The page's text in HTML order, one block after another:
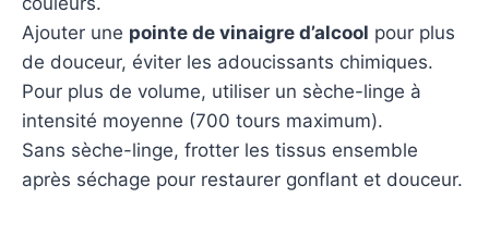
Ajouter une pointe de vinaigre d’alcool pour plus
de douceur, éviter les adoucissants chimiques.
Pour plus de volume, utiliser un sèche-linge à
intensité moyenne (700 tours maximum).
Sans sèche-linge, frotter les tissus ensemble
après séchage pour restaurer gonflant et douceur.